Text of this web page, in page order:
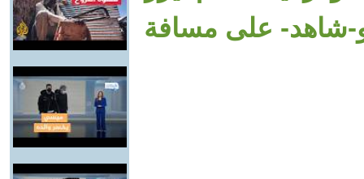
شاهد- على مسافة